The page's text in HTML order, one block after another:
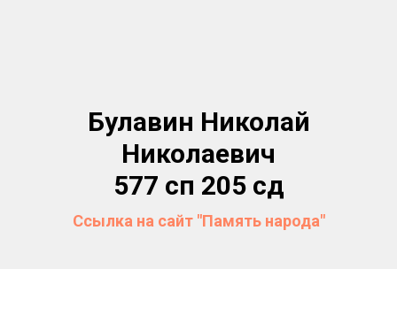
Булавин Николай
Николаевич
577 сп 205 сд
Ссылка на сайт "Память народа"